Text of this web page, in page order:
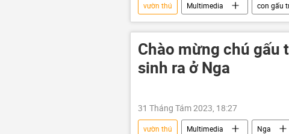
vườn thú Multimedia con gấu
động vật
Trung Quốc
Chào mừng chú
sinh ra ở Nga
31 Tháng Tám 2023, 18:27
vườn thú Multimedia Nga